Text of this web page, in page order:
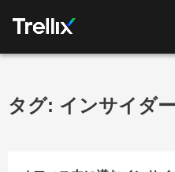
タグ: インサイダー